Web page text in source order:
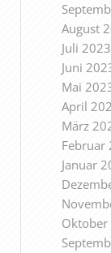
August
Juli 2023
Juni
Mai
April
März
Februar
Januar
Oktober